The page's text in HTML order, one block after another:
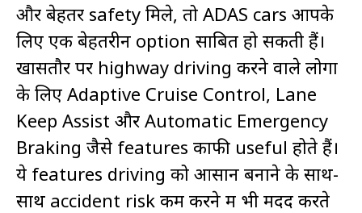
और बेहतर safety मिले, तो ADAS cars आपके
लिए एक बेहतरीन option साबित हो सकती हैं।
खासतौर पर highway driving करने वाले लोगों
के लिए Adaptive Cruise Control, Lane
Keep Assist और Automatic Emergency
Braking जैसे features काफी useful होते हैं।
ये features driving को आसान बनाने के साथ-
साथ accident risk कम करने में भी मदद करते